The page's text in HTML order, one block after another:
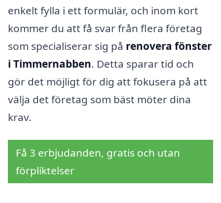
enkelt fylla i ett formulär, och inom kort
kommer du att få svar från flera företag
som specialiserar sig på renovera fönster
i Timmernabben. Detta sparar tid och
gör det möjligt för dig att fokusera på att
välja det företag som bäst möter dina
krav.
Få 3 erbjudanden, gratis och utan
förpliktelser